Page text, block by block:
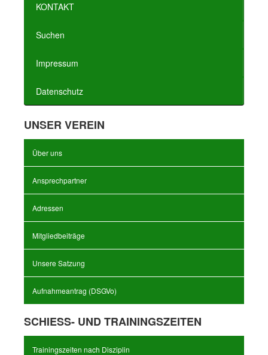
KONTAKT
Suchen
Impressum
Datenschutz
UNSER VEREIN
Über uns
Ansprechpartner
Adressen
Mitgliedbeiträge
Unsere Satzung
Aufnahmeantrag (DSGVo)
SCHIESS- UND TRAININGSZEITEN
Trainingszeiten nach Disziplin